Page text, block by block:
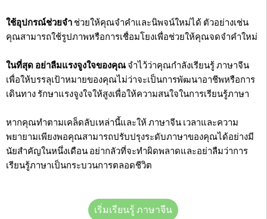
ใช้อุปกรณ์ช่วยจำ ช่วยให้คุณจำคำและนิพจน์ใหม่ได้ ตัวอย่างเช่น
คุณสามารถใช้รูปภาพหรือการเชื่อมโยงเพื่อช่วยให้คุณจดจำคำใหม่
ในที่สุด อย่าลืมแรงจูงใจของคุณ จำไว้ว่าคุณกำลังเรียนรู้ ภาษาจีน
เพื่อให้บรรลุเป้าหมายของคุณไม่ว่าจะเป็นการพัฒนาอาชีพหรือการ
เดินทาง รักษาแรงจูงใจให้สูงเพื่อให้ความสนใจในการเรียนรู้ภาษา
หากคุณทำตามเคล็ดลับเหล่านี้และให้ ภาษาจีน เวลาและความ
พยายามเพียงพอคุณสามารถปรับปรุงระดับภาษาของคุณได้อย่างมี
นัยสำคัญในหนึ่งเดือน อย่ากลัวที่จะทำผิดพลาดและอย่าลืมว่าการ
เรียนรู้ภาษาเป็นกระบวนการตลอดชีวิต
เริ่มเรียนรู้ ภาษาจีน